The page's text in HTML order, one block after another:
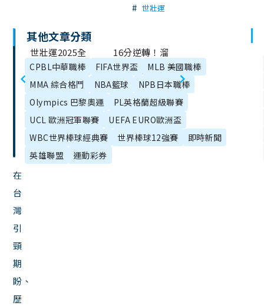
# 世壯運
文
章
目
錄
在
台
灣
引
頸
期
盼、
歷
世壯運2025全
球注目！台灣
迎接銀髮運動
風潮新里程碑
16分逆轉！溜
馬對尼克再創
奇蹟，賽後勝
負關鍵剖析
其他文章分類
CPBL中華職棒 FIFA世界盃
MLB 美國職棒
MMA 綜合格鬥
NBA籃球
NPB日本職棒
Olympics 巴黎奧運
PL英格蘭超級聯賽
UCL 歐洲冠軍聯賽
UEFA EURO歐洲盃
WBC世界棒球經典賽
世界棒球12強賽
即時新聞
英雄聯盟
運動彩券